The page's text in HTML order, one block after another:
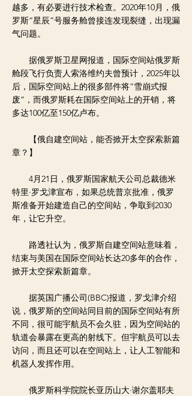
越多，有必要进行技术检查。2020年10月，俄
罗斯“星辰”号服务舱曾接连发现裂缝，出现漏
气问题。
据俄罗斯卫星网报道，国际空间站俄罗斯
舱段飞行负责人索洛维约夫曾预计，2025年以
后，国际空间站上的很多部件将“雪崩式报
废”，而俄罗斯耗在国际空间站上的开销，将
多达100亿至150亿卢布。
【俄自建空间站，能否掀开太空探索新篇
章？】
4月21日，俄罗斯国家航天公司总裁德米
特里·罗戈津宣布，如果总统普京批准，俄罗
斯准备开始建造自己的空间站，争取到2030
年，让它升空。
路透社认为，俄罗斯自建空间站意味着，
结束与美国在国际空间站长达20多年的合作，
掀开太空探索新篇章。
据英国广播公司(BBC)报道，罗戈津介绍
说，俄罗斯的空间站同目前的国际空间站有所
不同，很可能宇航员不会久驻，因为空间站的
轨道会暴露在更高的射线下。但宇航员可以去
访问，而且还可以在空间站上，让人工智能和
机器人发挥作用。
俄罗斯科学院院长亚历山大·谢尔盖耶夫